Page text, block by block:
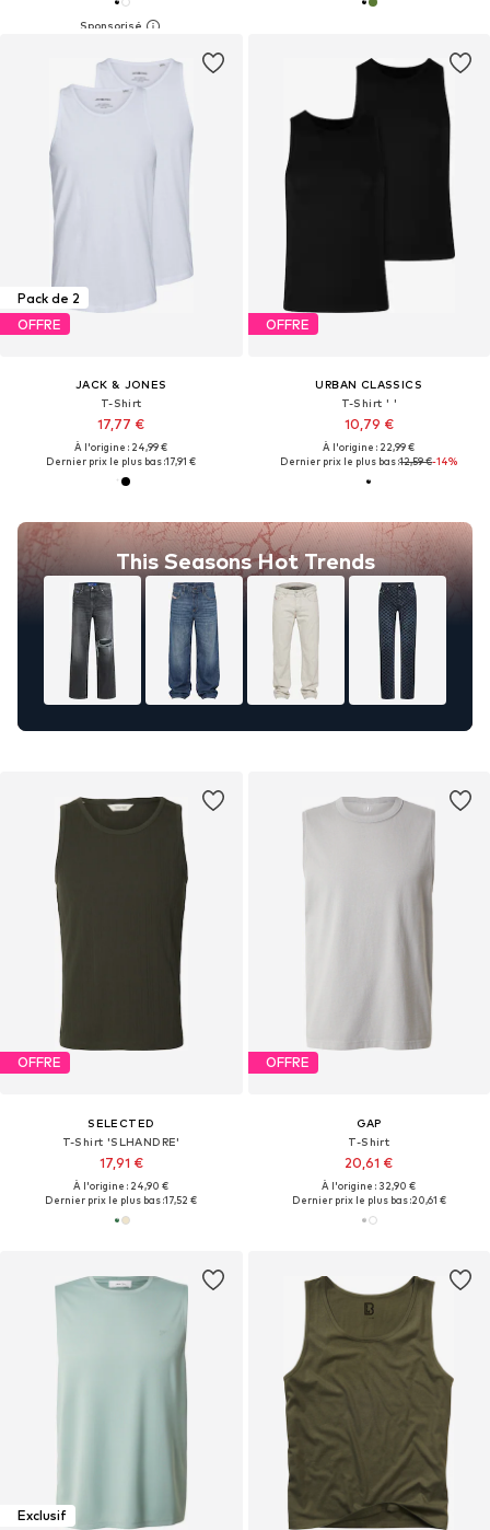
Pack de 2
OFFRE
JACK & JONES
T-Shirt
17,77 €
À l'origine : 24,99 €
Dernier prix le plus bas :17,91 €
OFFRE
URBAN CLASSICS
T-Shirt ' '
10,79 €
À l'origine : 22,99 €
Dernier prix le plus bas :12,59 €-14%
This Seasons Hot Trends
OFFRE
SELECTED
T-Shirt 'SLHANDRE'
17,91 €
À l'origine : 24,90 €
Dernier prix le plus bas :17,52 €
OFFRE
GAP
T-Shirt
20,61 €
À l'origine : 32,90 €
Dernier prix le plus bas :20,61 €
Exclusif